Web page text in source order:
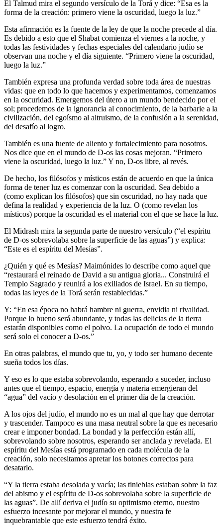
El Talmud mira el segundo versículo de la Torá y dice: “Esa es la
forma de la creación: primero viene la oscuridad, luego la luz.”
Esta afirmación es la fuente de la ley de que la noche precede al día.
Es debido a esto que el Shabat comienza el viernes a la noche, y
todas las festividades y fechas especiales del calendario judío se
observan una noche y el día siguiente. “Primero viene la oscuridad,
luego la luz.”
También expresa una profunda verdad sobre toda área de nuestras
vidas: que en todo lo que hacemos y experimentamos, comenzamos
en la oscuridad. Emergemos del útero a un mundo bendecido por el
sol; procedemos de la ignorancia al conocimiento, de la barbarie a la
civilización, del egoísmo al altruismo, de la confusión a la serenidad,
del desafío al logro.
También es una fuente de aliento y fortalecimiento para nosotros.
Nos dice que en el mundo de D-os las cosas mejoran. “Primero
viene la oscuridad, luego la luz.” Y no, D-os libre, al revés.
De hecho, los filósofos y místicos están de acuerdo en que la única
forma de tener luz es comenzar con la oscuridad. Sea debido a
(como explican los filósofos) que sin oscuridad, no hay nada que
defina la realidad y experiencia de la luz. O (como revelan los
místicos) porque la oscuridad es el material con el que se hace la luz.
El Midrash mira la segunda parte de nuestro versículo (“el espíritu
de D-os sobrevolaba sobre la superficie de las aguas”) y explica:
“Este es el espíritu del Mesías”.
¿Quién y qué es Mesías? Maimónides lo describe como aquel que
“restaurará el reinado de David a su antigua gloria... Construirá el
Templo Sagrado y reunirá a los exiliados de Israel. En su tiempo,
todas las leyes de la Torá serán restablecidas.”
Y: “En esa época no habrá hambre ni guerra, envidia ni rivalidad.
Porque lo bueno será abundante, y todas las delicias de la tierra
estarán disponibles como el polvo. La ocupación de todo el mundo
será solo el conocer a D-os.”
En otras palabras, el mundo que tu, yo, y todo ser humano decente
sueña todos los días.
Y eso es lo que estaba sobrevolando, esperando a suceder, incluso
antes que el tiempo, espacio, energía y materia emergieran del
“agua” del vacío y desolación en el primer día de la creación.
A los ojos del judío, el mundo no es un mal al que hay que derrotar
y trascender. Tampoco es una masa neutral sobre la que es necesario
crear e imponer bondad. La bondad y la perfección están allí,
sobrevolando sobre nosotros, esperando ser anclada y revelada. El
espíritu del Mesías está programado en cada molécula de la
creación, solo necesitamos apretar los botones correctos para
desatarlo.
“Y la tierra estaba desolada y vacía; las tinieblas estaban sobre la faz
del abismo y el espíritu de D-os sobrevolaba sobre la superficie de
las aguas”. De allí deriva el judío su optimismo eterno, nuestro
esfuerzo incesante por mejorar el mundo, y nuestra fe
inquebrantable que este esfuerzo tendrá éxito.